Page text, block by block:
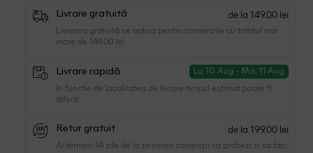
Livrare gratuită de la 149.00 lei
Livrarea gratuită se aplica pentru comenzile cu totalul mai
mare de 149.00 lei
Livrare rapidă Lu, 10 Aug - Ma, 11 Aug
In functie de localitatea de livrare timpul estimat poate fi
diferit.
Retur gratuit de la 199.00 lei
Ai termen 14 zile de la primirea comenzii sa probezi si sa faci